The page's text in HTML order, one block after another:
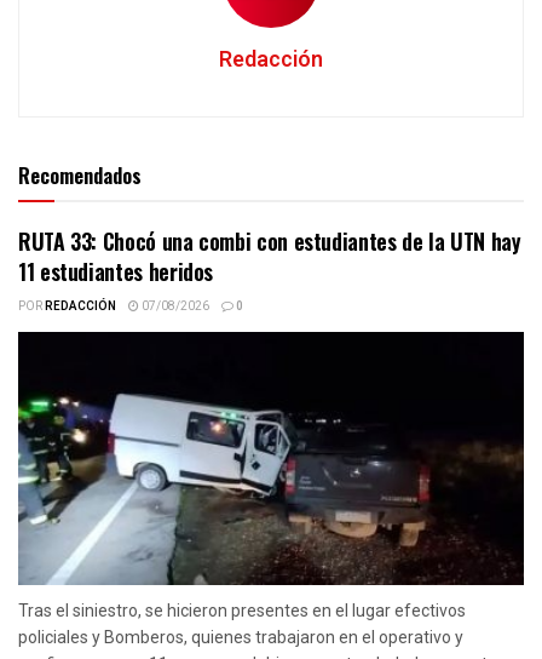
Redacción
Recomendados
RUTA 33: Chocó una combi con estudiantes de la UTN hay
11 estudiantes heridos
PORREDACCIÓN 07/08/2026 0
Tras el siniestro, se hicieron presentes en el lugar efectivos
policiales y Bomberos, quienes trabajaron en el operativo y